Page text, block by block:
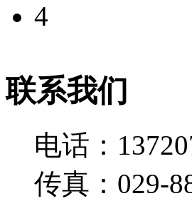
4
联系我们
电话：
传真：029-